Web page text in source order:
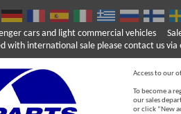
cars and light commercial vehicles
international sale please contact us via
Access to our
To become a
our sales
or click “New